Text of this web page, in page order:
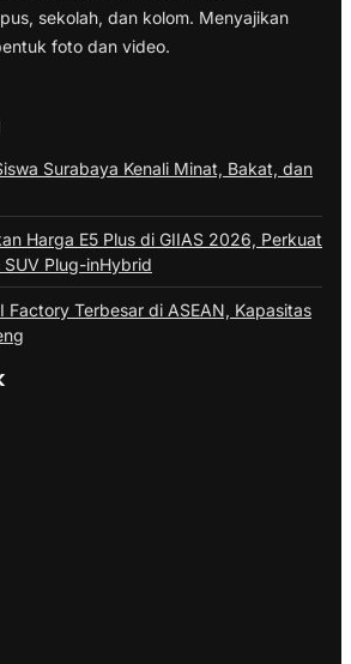
sekolah, dan kolom. Menyajikan
foto dan video.
Surabaya Kenali Minat, Bakat, dan
Harga E5 Plus di GIIAS 2026, Perkuat
Plug-inHybrid
Factory Terbesar di ASEAN, Kapasitas